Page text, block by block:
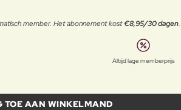
member. Het abonnement kost€8,95/30 dagen
Altijd lage memberprijs
TOE AAN WINKELMAND